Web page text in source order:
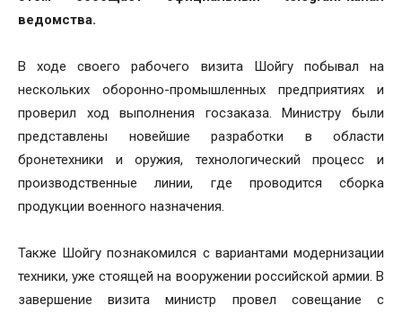
ведомства.
В ходе своего рабочего визита Шойгу побывал на
нескольких оборонно-промышленных предприятиях и
проверил ход выполнения госзаказа. Министру были
представлены новейшие разработки в области
бронетехники и оружия, технологический процесс и
производственные линии, где проводится сборка
продукции военного назначения.
Также Шойгу познакомился с вариантами модернизации
техники, уже стоящей на вооружении российской армии. В
завершение визита министр провел совещание с